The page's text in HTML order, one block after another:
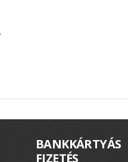
BANKKÁRTYÁS
FIZETÉS